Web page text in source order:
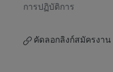
การปฏิบัติการ
คัดลอกลิงก์สมัครงาน